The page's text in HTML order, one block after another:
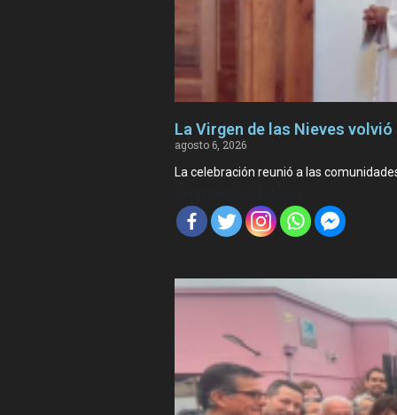
La Virgen de las Nieves
agosto 6, 2026
La celebración reunió a las